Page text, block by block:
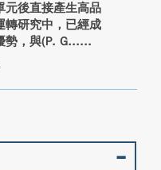
元後直接產生高品
轉研究中，已經成
勢，與(P. G...